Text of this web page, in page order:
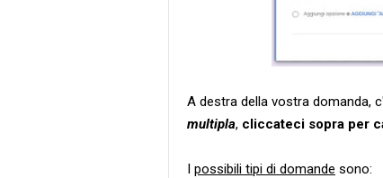
A destra della vostra domanda,
multipla, cliccateci sopra per
I possibili tipi di domande sono: